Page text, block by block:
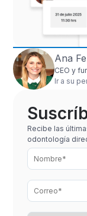
Ana
CEO y
Ir a su
Recibe las
odontología